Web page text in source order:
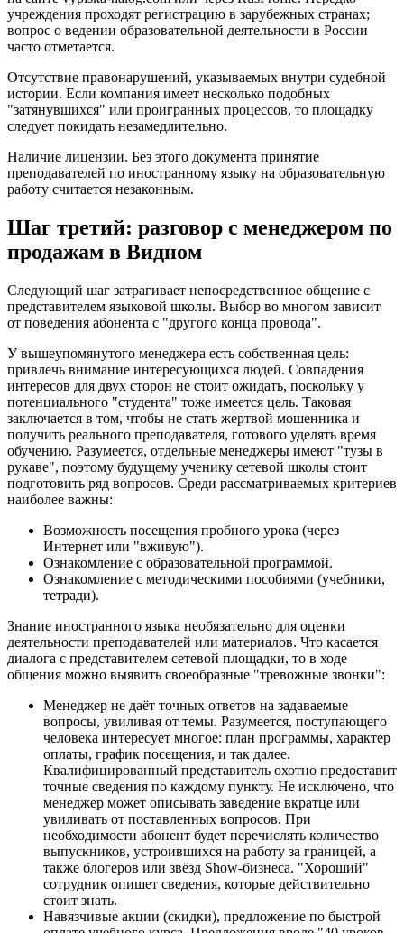
учреждения проходят регистрацию в зарубежных странах;
вопрос о ведении образовательной деятельности в России
часто отметается.
Отсутствие правонарушений, указываемых внутри судебной
истории. Если компания имеет несколько подобных
"затянувшихся" или проигранных процессов, то площадку
следует покидать незамедлительно.
Наличие лицензии. Без этого документа принятие
преподавателей по иностранному языку на образовательную
работу считается незаконным.
Шаг третий: разговор с менеджером по
продажам в Видном
Следующий шаг затрагивает непосредственное общение с
представителем языковой школы. Выбор во многом зависит
от поведения абонента с "другого конца провода".
У вышеупомянутого менеджера есть собственная цель:
привлечь внимание интересующихся людей. Совпадения
интересов для двух сторон не стоит ожидать, поскольку у
потенциального "студента" тоже имеется цель. Таковая
заключается в том, чтобы не стать жертвой мошенника и
получить реального преподавателя, готового уделять время
обучению. Разумеется, отдельные менеджеры имеют "тузы в
рукаве", поэтому будущему ученику сетевой школы стоит
подготовить ряд вопросов. Среди рассматриваемых критериев
наиболее важны:
Возможность посещения пробного урока (через
Интернет или "вживую").
Ознакомление с образовательной программой.
Ознакомление с методическими пособиями (учебники,
тетради).
Знание иностранного языка необязательно для оценки
деятельности преподавателей или материалов. Что касается
диалога с представителем сетевой площадки, то в ходе
общения можно выявить своеобразные "тревожные звонки":
Менеджер не даёт точных ответов на задаваемые
вопросы, увиливая от темы. Разумеется, поступающего
человека интересует многое: план программы, характер
оплаты, график посещения, и так далее.
Квалифицированный представитель охотно предоставит
точные сведения по каждому пункту. Не исключено, что
менеджер может описывать заведение вкратце или
увиливать от поставленных вопросов. При
необходимости абонент будет перечислять количество
выпускников, устроившихся на работу за границей, а
также блогеров или звёзд Show-бизнеса. "Хороший"
сотрудник опишет сведения, которые действительно
стоит знать.
Навязчивые акции (скидки), предложение по быстрой